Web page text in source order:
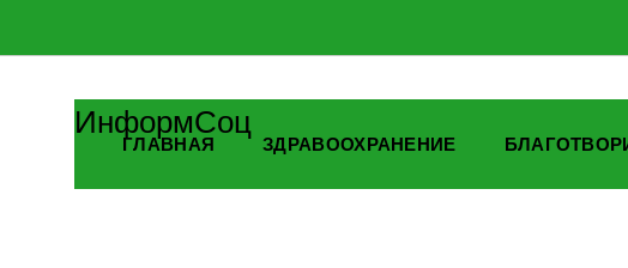
ИнформСоц
ГЛАВНАЯ ЗДРАВООХРАНЕНИЕ